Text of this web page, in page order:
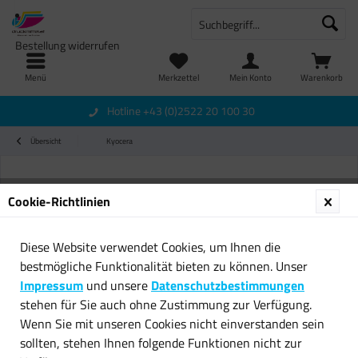
Menü Warenkorb
Merkzettel
Bestellung widerrufen
Mein Konto
Hotline +43 (0)2522 20 100 30
Übersicht Kyocera
Cookie-Richtlinien
Diese Website verwendet Cookies, um Ihnen die
bestmögliche Funktionalität bieten zu können. Unser
Impressum und unsere Datenschutzbestimmungen
stehen für Sie auch ohne Zustimmung zur Verfügung.
Wenn Sie mit unseren Cookies nicht einverstanden sein
sollten, stehen Ihnen folgende Funktionen nicht zur